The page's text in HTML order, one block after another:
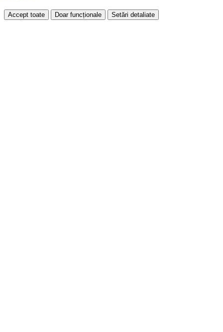
Accept toate Doar funcționale Setări detaliate